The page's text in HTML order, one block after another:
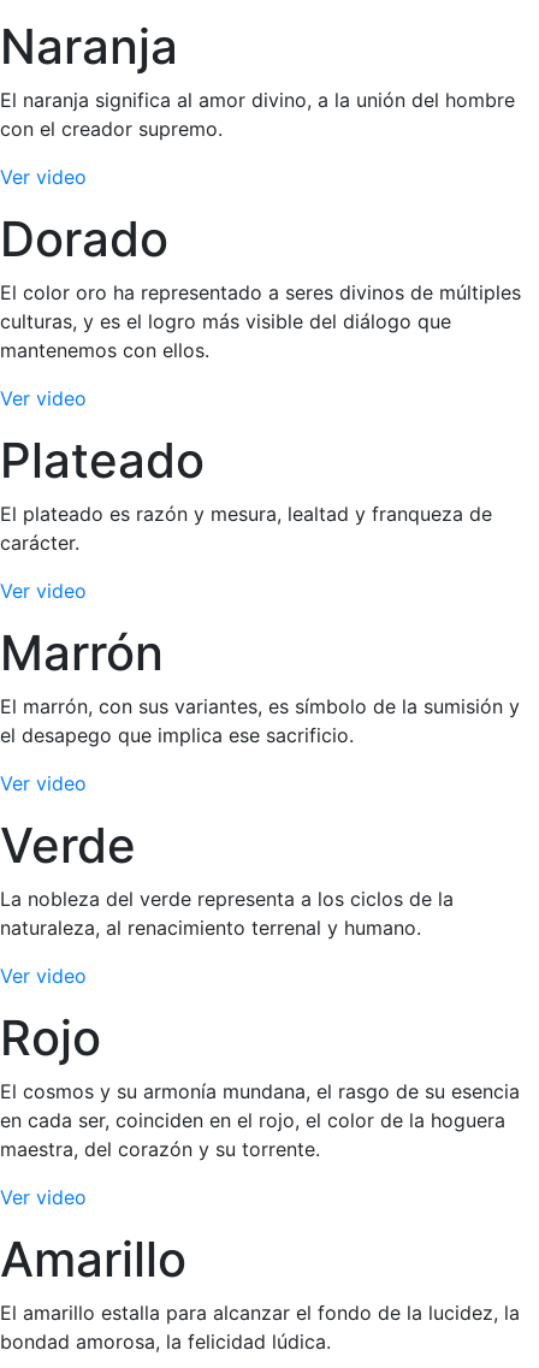
Naranja
El naranja significa al amor divino, a la unión del hombre
con el creador supremo.
Ver video
Dorado
El color oro ha representado a seres divinos de múltiples
culturas, y es el logro más visible del diálogo que
mantenemos con ellos.
Ver video
Plateado
El plateado es razón y mesura, lealtad y franqueza de
carácter.
Ver video
Marrón
El marrón, con sus variantes, es símbolo de la sumisión y
el desapego que implica ese sacrificio.
Ver video
Verde
La nobleza del verde representa a los ciclos de la
naturaleza, al renacimiento terrenal y humano.
Ver video
Rojo
El cosmos y su armonía mundana, el rasgo de su esencia
en cada ser, coinciden en el rojo, el color de la hoguera
maestra, del corazón y su torrente.
Ver video
Amarillo
El amarillo estalla para alcanzar el fondo de la lucidez, la
bondad amorosa, la felicidad lúdica.